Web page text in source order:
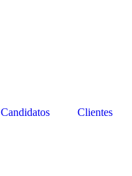
Candidatos Clientes